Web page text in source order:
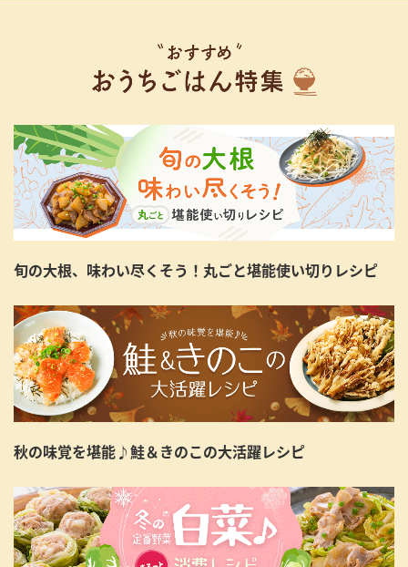
旬の大根、味わい尽くそう！丸ごと堪能使い切りレシピ
秋の味覚を堪能♪鮭＆きのこの大活躍レシピ